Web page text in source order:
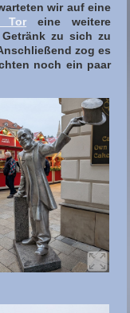
wir auf eine
Tor eine weitere
zu sich zu
zog es
noch ein paar